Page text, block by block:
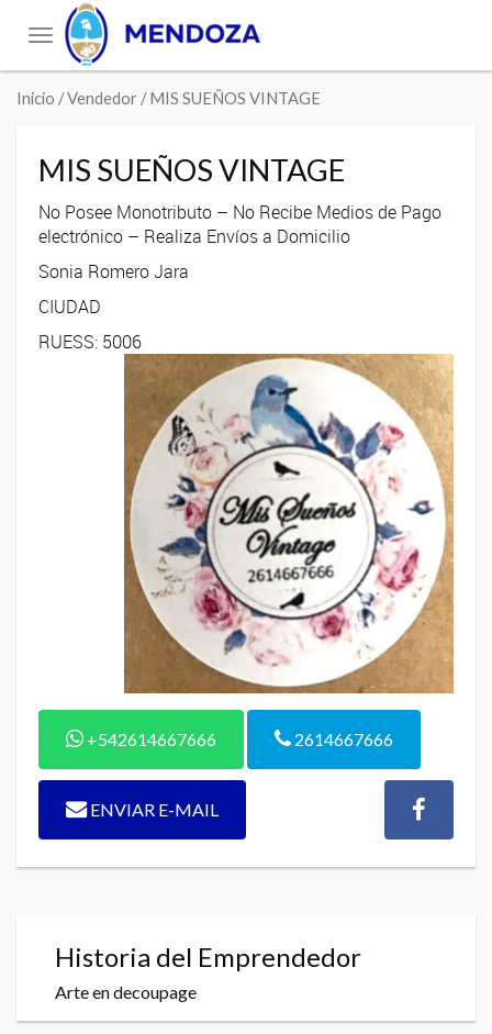
Toggle
navigation
Inicio / Vendedor / MIS SUEÑOS VINTAGE
MIS SUEÑOS VINTAGE
No Posee Monotributo – No Recibe Medios de Pago
electrónico – Realiza Envíos a Domicilio
Sonia Romero Jara
CIUDAD
RUESS: 5006
+542614667666 2614667666
ENVIAR E-MAIL
Historia del Emprendedor
Arte en decoupage